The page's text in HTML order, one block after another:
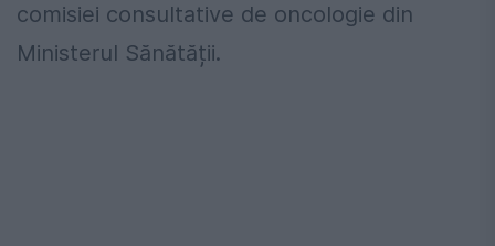
comisiei consultative de oncologie din
Ministerul Sănătății.